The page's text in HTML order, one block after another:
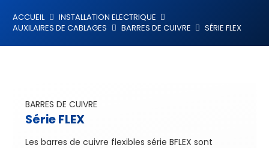
ACCUEIL
INSTALLATION ELECTRIQUE
AUXILAIRES DE CABLAGES
BARRES DE CUIVRE SÉRIE FLEX
BARRES DE CUIVRE
Série FLEX
Les barres de cuivre flexibles série BFLEX sont